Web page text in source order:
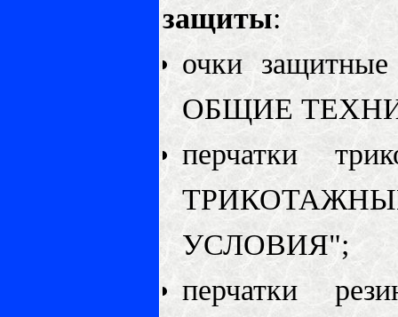
защиты:
очки
ОБЩИЕ
перчатки
УСЛОВИЯ";
перчатки